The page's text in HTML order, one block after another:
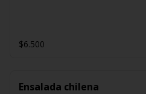
$6.500
Ensalada chilena